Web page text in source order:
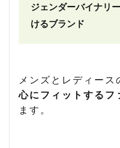
ジェンダーバイナリ
けるブランド
メンズとレディース
心にフィットするフ
ます。